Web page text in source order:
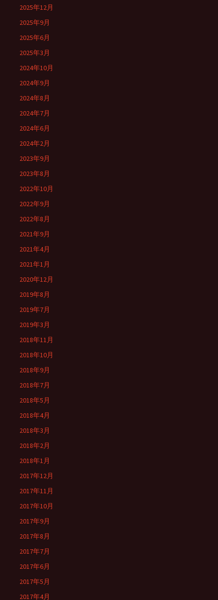
2025年12月
2025年9月
2025年6月
2025年3月
2024年10月
2024年9月
2024年8月
2024年7月
2024年6月
2024年2月
2023年9月
2023年8月
2022年10月
2022年9月
2022年8月
2021年9月
2021年4月
2021年1月
2020年12月
2019年8月
2019年7月
2019年3月
2018年11月
2018年10月
2018年9月
2018年7月
2018年5月
2018年4月
2018年3月
2018年2月
2018年1月
2017年12月
2017年11月
2017年10月
2017年9月
2017年8月
2017年7月
2017年6月
2017年5月
2017年4月